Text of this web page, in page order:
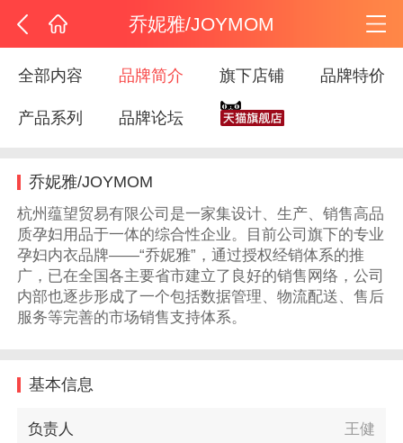
乔妮雅/JOYMOM
全部内容 品牌简介 旗下店铺 品牌特价
产品系列 品牌论坛
乔妮雅/JOYMOM
杭州蕴望贸易有限公司是一家集设计、生产、销售高品
质孕妇用品于一体的综合性企业。目前公司旗下的专业
孕妇内衣品牌——“乔妮雅”，通过授权经销体系的推
广，已在全国各主要省市建立了良好的销售网络，公司
内部也逐步形成了一个包括数据管理、物流配送、售后
服务等完善的市场销售支持体系。
基本信息
负责人 王健